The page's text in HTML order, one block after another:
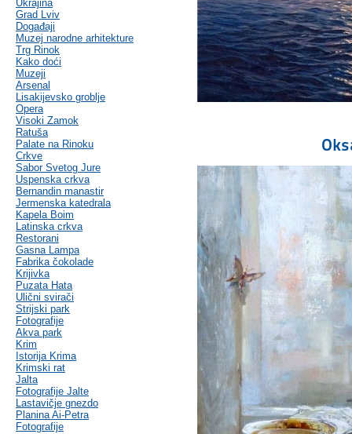
Ukrajina
Grad Lviv
Događaji
Muzej narodne arhitekture
Trg Rinok
Kako doći
Muzeji
Arsenal
Lisakijevsko groblje
Opera
Visoki Zamok
Ratuša
Palate na Rinoku
Crkve
Sabor Svetog Jure
Uspenska crkva
Bernandin manastir
Jermenska katedrala
Kapela Boim
Latinska crkva
Restorani
Gasna Lampa
Fabrika čokolade
Krijivka
Puzata Hata
Ulični svirači
Strijski park
Fotografije
Akva park
Krim
Istorija Krima
Krimski rat
Jalta
Fotografije Jalte
Lastavičje gnezdo
Planina Ai-Petra
Fotografije